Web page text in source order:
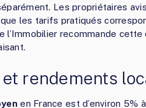
Les propriétaires
que les tarifs pratiqués
l’Immobilier recommande
rendements
en France est d’environ 5%